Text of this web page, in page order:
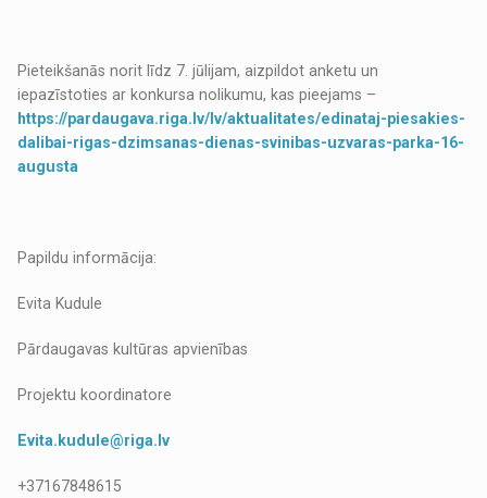
Pieteikšanās norit līdz 7. jūlijam, aizpildot anketu un
iepazīstoties ar konkursa nolikumu, kas pieejams –
https://pardaugava.riga.lv/lv/aktualitates/edinataj-piesakies-
dalibai-rigas-dzimsanas-dienas-svinibas-uzvaras-parka-16-
augusta
Papildu informācija:
Evita Kudule
Pārdaugavas kultūras apvienības
Projektu koordinatore
Evita.kudule@riga.lv
+37167848615